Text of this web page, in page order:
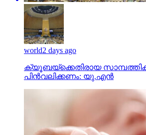
world2 days ago
ക്യൂബയ്ക്കെതിരായ
പിന്‍വലിക്കണം: യു.എന്‍